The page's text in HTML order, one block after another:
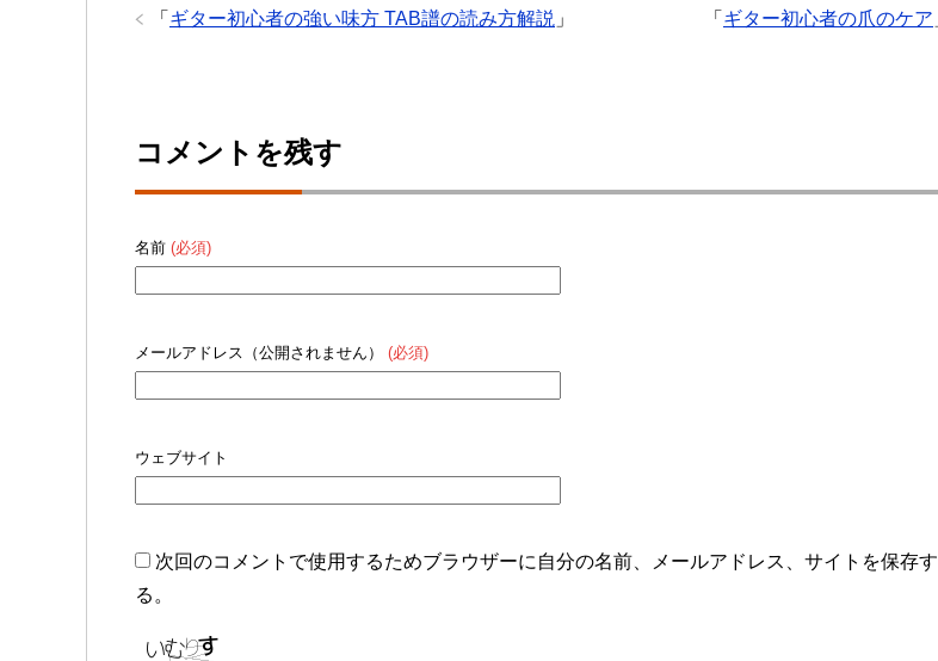
「 ギター初心者の爪のケア
「 ギター初心者の強い味方 TAB譜の読み方解説 」
コメントを残す
名前 (必須)
メールアドレス（公開されません） (必須)
ウェブサイト
次回のコメントで使用するためブラウザーに自分の名前、メールアドレス、サイトを保存す
る。